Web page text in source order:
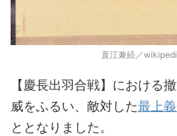
直江兼続／
【慶長出羽合戦】における
威をふるい、敵対した最上
ととなりました。